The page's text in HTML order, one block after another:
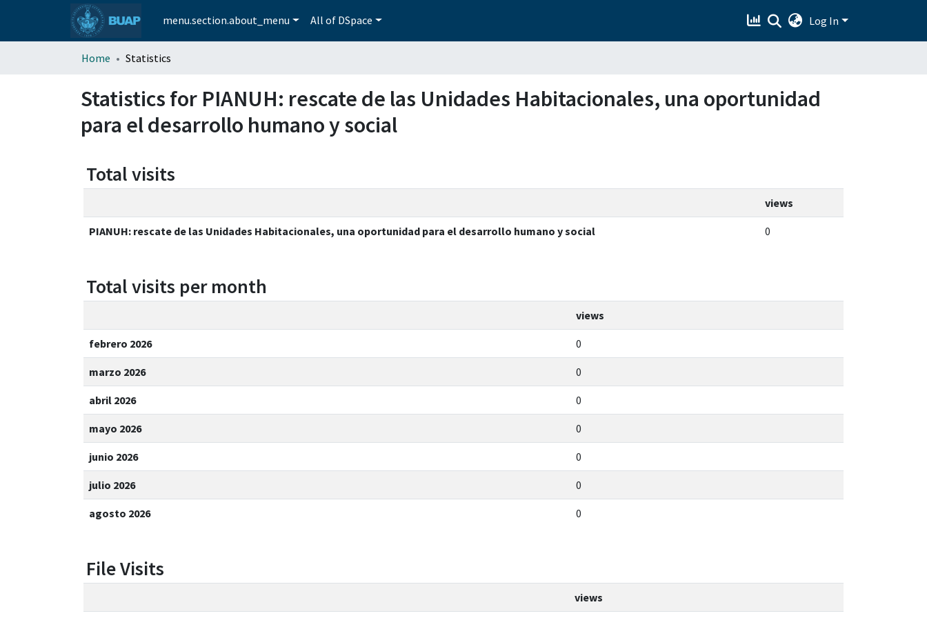
menu.section.about_menu All of DSpace Log In
Home Statistics
Statistics for PIANUH: rescate de las Unidades Habitacionales, una oportunidad
para el desarrollo humano y social
Total visits
views
PIANUH: rescate de las Unidades Habitacionales, una oportunidad para el desarrollo humano y social 0
Total visits per month
views
febrero 2026 0
marzo 2026 0
abril 2026 0
mayo 2026 0
junio 2026 0
julio 2026 0
agosto 2026 0
File Visits
views